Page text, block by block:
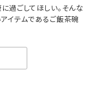
過ごしてほしい。そんな
イテムであるご飯茶碗